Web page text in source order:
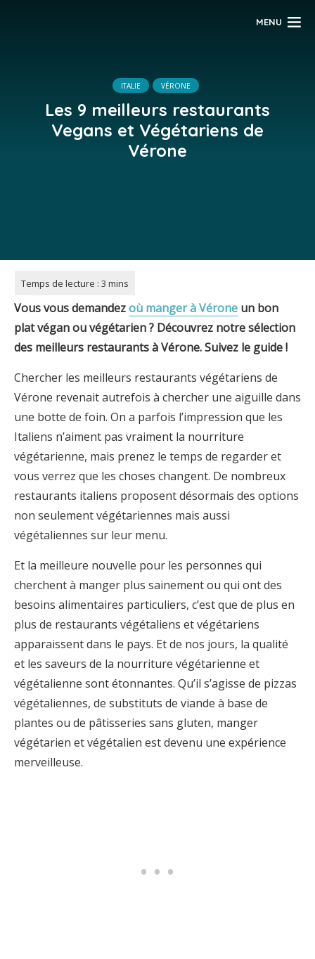
MENU
ITALIE VÉRONE
Les 9 meilleurs restaurants
Vegans et Végétariens de
Vérone
Vous vous demandezoù manger à Vérone un bon
plat végan ou végétarien ? Découvrez notre sélection
des meilleurs restaurants à Vérone. Suivez le guide !
Chercher les meilleurs restaurants végétariens de
Vérone revenait autrefois à chercher une aiguille dans
une botte de foin. On a parfois l’impression que les
Italiens n’aiment pas vraiment la nourriture
végétarienne, mais prenez le temps de regarder et
vous verrez que les choses changent. De nombreux
restaurants italiens proposent désormais des options
non seulement végétariennes mais aussi
végétaliennes sur leur menu.
Et la meilleure nouvelle pour les personnes qui
cherchent à manger plus sainement ou qui ont des
besoins alimentaires particuliers, c’est que de plus en
plus de restaurants végétaliens et végétariens
apparaissent dans le pays. Et de nos jours, la qualité
et les saveurs de la nourriture végétarienne et
végétalienne sont étonnantes. Qu’il s’agisse de pizzas
végétaliennes, de substituts de viande à base de
plantes ou de pâtisseries sans gluten, manger
végétarien et végétalien est devenu une expérience
merveilleuse.